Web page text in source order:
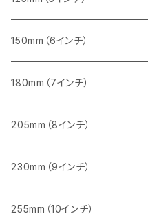
セグメント（特殊凸凹加工チップ）
セグメントタイプ
一般道路カッター用
355ｍｍ（14インチ）
一般道路カッター用
405mm（16インチ）
一般道路カッター用
455ｍｍ（18インチ）
一般道路カッター用
みかげ石（御影石）切断用
コンクリート切断用
ブロック切断用
レンガ切断用
インターロッキング切断用
タイル切断用
みかげ石（御影石）切断用
コンクリート切断用
ブロック切断用
レンガ切断用
150mm（6インチ）
みかげ石（御影石）切断用
コンクリート切断用
ブロック切断用
レンガ切断用
180mm（7インチ）
みかげ石（御影石）切断用
コンクリート切断用
ブロック切断用
205mm（8インチ）
みかげ石（御影石）切断用
コンクリート切断用
230mm（9インチ）
みかげ石（御影石）切断用
255mm（10インチ）